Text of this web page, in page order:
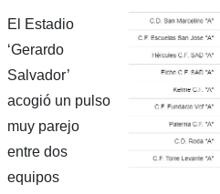
El Estadio
‘Gerardo
Salvador’
acogió un pulso
muy parejo
entre dos
equipos